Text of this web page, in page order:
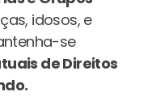
idosos, e
se
de Direitos